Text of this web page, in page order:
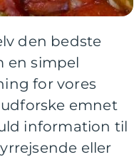
den bedste
en simpel
for vores
emnet
information til
eller